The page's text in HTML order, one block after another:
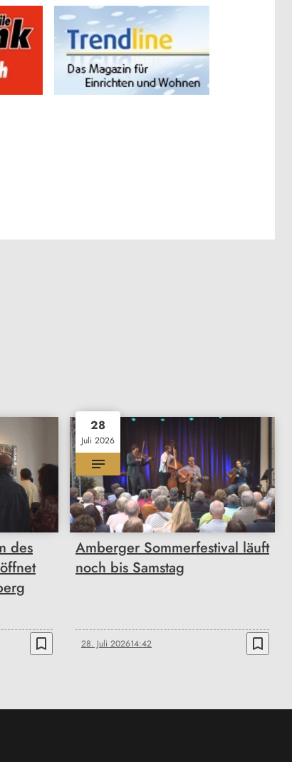
des
bookmark_border
28
Juli 2026
Amberger Sommerfestival läuft
noch bis Samstag
28. Juli 202614:42 bookmark_border